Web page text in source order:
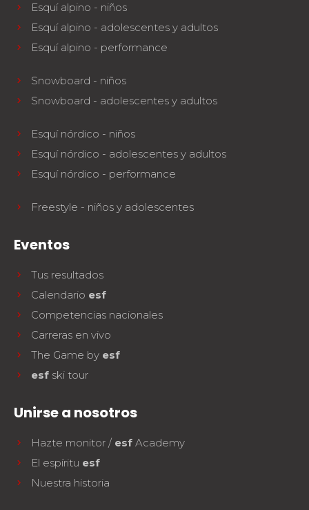
Esquí alpino - niños
Esquí alpino - adolescentes y adultos
Esquí alpino - performance
Snowboard - niños
Snowboard - adolescentes y adultos
Esquí nórdico - niños
Esquí nórdico - adolescentes y adultos
Esquí nórdico - performance
Freestyle - niños y adolescentes
Eventos
Tus resultados
Calendario esf
Competencias nacionales
Carreras en vivo
The Game by esf
esf ski tour
Unirse a nosotros
Hazte monitor / esf Academy
El espíritu esf
Nuestra historia